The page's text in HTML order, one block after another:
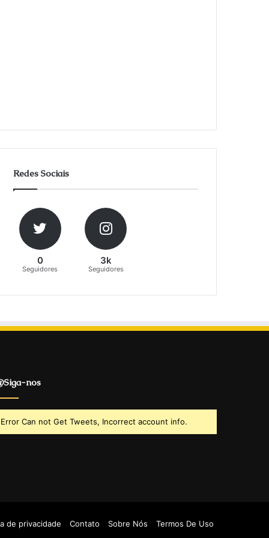
Redes Sociais
0
Seguidores
3k
Seguidores
nos
Error Can not Get Tweets, Incorrect account info.
de privacidade Contato Sobre Nós Termos De Uso